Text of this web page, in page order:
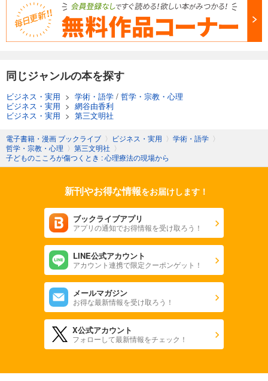
同じジャンルの本を探す
ビジネス・実用 > 学術・語学 / 哲学・宗教・心理
ビジネス・実用 > 網谷由香利
ビジネス・実用 > 第三文明社
電子書籍・漫画 ブックライブ 〉 ビジネス・実用 〉 学術・語学 〉
哲学・宗教・心理 〉 第三文明社 〉
子どものこころが傷つくとき : 心理療法の現場から
新刊やお得な情報をお届けします！
ブックライブアプリ
アプリの通知でお得情報を受け取ろう！
LINE公式アカウント
アカウント連携で限定クーポンゲット！
メールマガジン
お得な最新情報を受け取ろう！
X公式アカウント
フォローして最新情報をチェック！